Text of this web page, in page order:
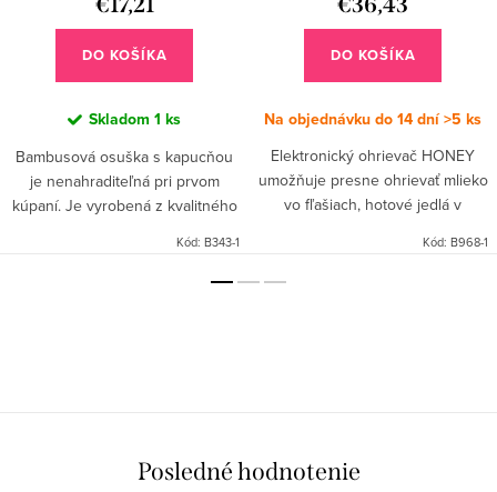
DO KOŠÍKA
Skladom 1 ks
Bambusová osuška s kapucňou
je nenahraditeľná pri prvom
kúpaní. Je vyrobená z kvalitného
nadýchanej bavlny. Osuška
dokonale absorbuje vlhkosť a...
Kód: B343-1
DO KOŠÍKA
Na objednávku do 14 dní>5 ks
Elektronický ohrievač HONEY
umožňuje presne ohrievať mlieko
vo fľašiach, hotové jedlá v
funkcia sterilizácie umožňuje
Kód: B968-1
Posledné hodnotenie